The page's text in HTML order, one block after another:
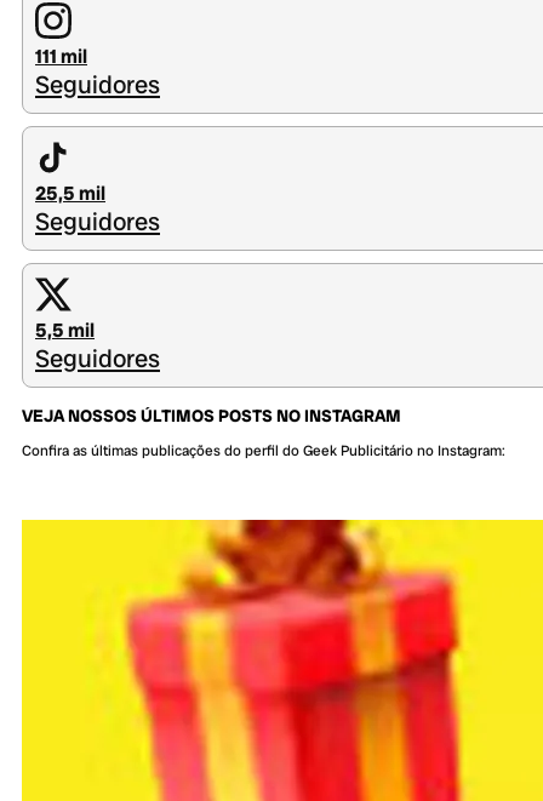
111 mil
Seguidores
25,5 mil
Seguidores
5,5 mil
Seguidores
VEJA NOSSOS ÚLTIMOS POSTS NO INSTAGRAM
Confira as últimas publicações do perfil do Geek Publicitário no Instagram: